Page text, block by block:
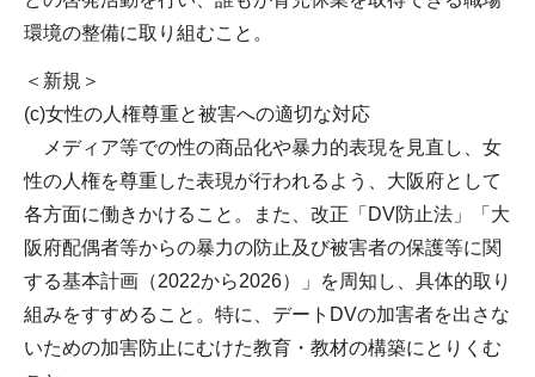
環境の整備に取り組むこと。
＜新規＞
(c)女性の人権尊重と被害への適切な対応
メディア等での性の商品化や暴力的表現を見直し、女
性の人権を尊重した表現が行われるよう、大阪府として
各方面に働きかけること。また、改正「DV防止法」「大
阪府配偶者等からの暴力の防止及び被害者の保護等に関
する基本計画（2022から2026）」を周知し、具体的取り
組みをすすめること。特に、デートDVの加害者を出さな
いための加害防止にむけた教育・教材の構築にとりくむ